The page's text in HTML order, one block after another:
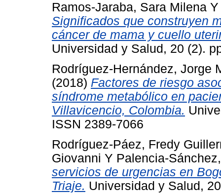
Ramos-Jaraba, Sara Milena
Significados que construyen
cáncer de mama y cuello
Universidad y Salud, 20 (2).
Rodríguez-Hernández, Jorge
(2018) Factores de riesgo
síndrome metabólico en
Villavicencio, Colombia.
ISSN 2389-7066
Rodríguez-Páez, Fredy
Giovanni Y Palencia-
servicios de urgencias en
Triaje. Universidad y Salud,